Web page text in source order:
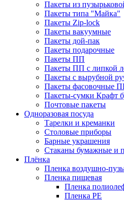
Пакеты из
Пакеты типа "Майка"
Пакеты Zip-lock
Пакеты вакуумные
Пакеты дой-пак
Пакеты подарочные
Пакеты ПП
Пакеты ПП с липкой
Пакеты с вырубной
Пакеты фасовочные
Пакеты-сумки Крафт
Почтовые пакеты
Одноразовая посуда
Тарелки и креманки
Столовые приборы
Барные украшения
Стаканы бумажные и
Плёнка
Пленка воздушно-
Пленка пищевая
Пленка
Пленка PE